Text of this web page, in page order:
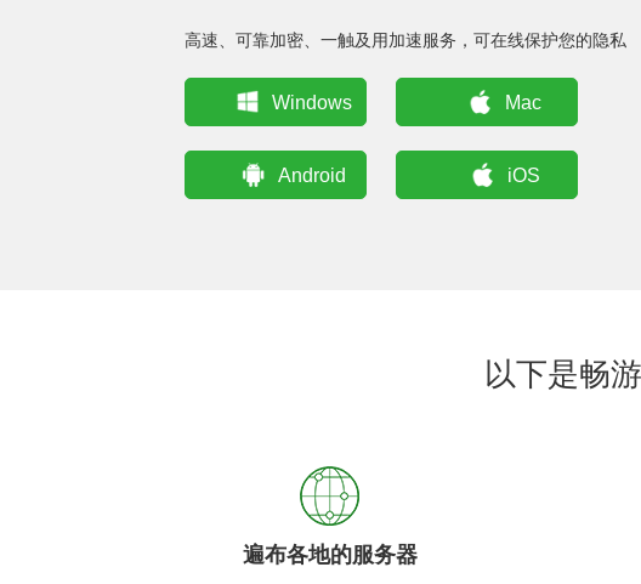
高速、可靠加密、一触及用加速服务，可在线保护您的隐私
Windows Mac
Android iOS
以下是畅
遍布各地的服务器